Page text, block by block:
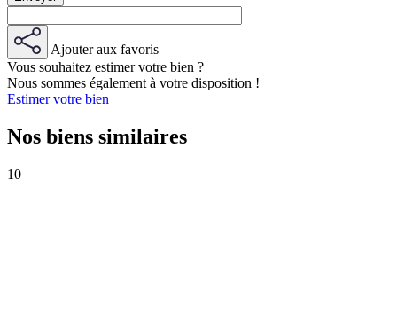
Ajouter aux favoris
Vous souhaitez estimer votre bien ?
Nous sommes également à votre disposition !
Estimer votre bien
Nos biens similaires
10